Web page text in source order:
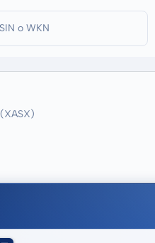
(XASX)